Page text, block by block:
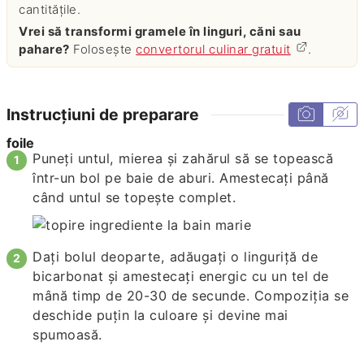
cantitățile.
Vrei să transformi gramele în linguri, căni sau
pahare? Foloseșteconvertorul culinar gratuit .
Instrucțiuni de preparare
foile
Puneți untul, mierea și zahărul să se topească
într-un bol pe baie de aburi. Amestecați până
când untul se topește complet.
Dați bolul deoparte, adăugați o linguriță de
bicarbonat și amestecați energic cu un tel de
mână timp de 20-30 de secunde. Compoziția se
deschide puțin la culoare și devine mai
spumoasă.